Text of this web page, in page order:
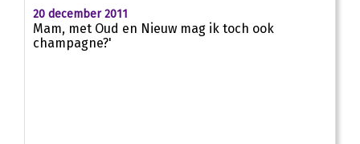
20 december 2011
Mam, met Oud en Nieuw mag ik toch ook
champagne?'